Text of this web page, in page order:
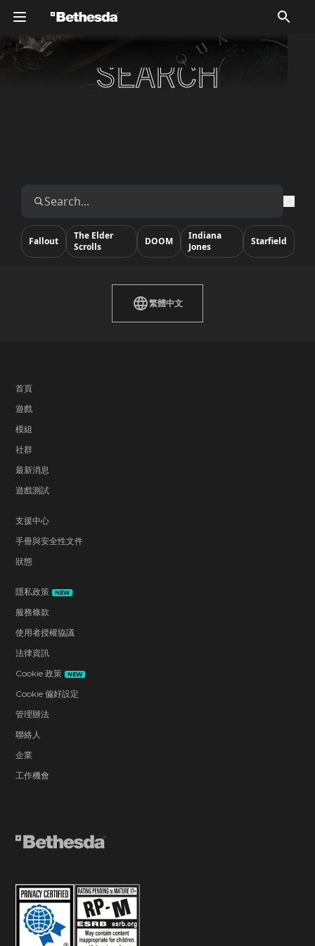
SEARCH
SEARCH
Fallout
The Elder
Scrolls
DOOM
Indiana
Jones
Starfield
繁體中文
首頁
遊戲
模組
社群
最新消息
遊戲測試
支援中心
手冊與安全性文件
狀態
隱私政策 NEW
服務條款
使用者授權協議
法律資訊
Cookie 政策
NEW
Cookie 偏好設定
管理辦法
聯絡人
企業
工作機會